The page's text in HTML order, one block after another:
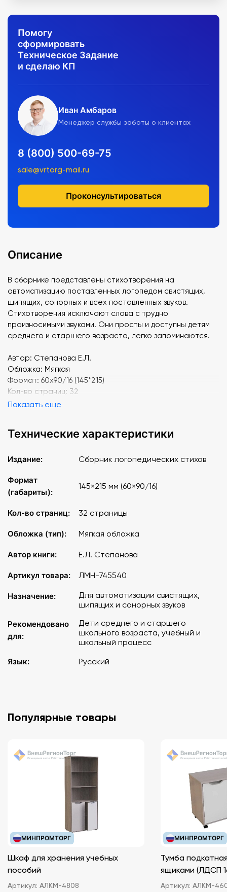
Помогу
сформировать
Техническое Задание
и сделаю КП
Иван Амбаров
Менеджер службы заботы о клиентах
8 (800) 500-69-75
sale@vrtorg-mail.ru
Проконсультироваться
Описание
В сборнике представлены стихотворения на
автоматизацию поставленных логопедом свистящих,
шипящих, сонорных и всех поставленных звуков.
Стихотворения исключают слова с трудно
произносимыми звуками. Они просты и доступны детям
среднего и старшего возраста, легко запоминаются.
Автор: Степанова Е.Л.
Обложка: Мягкая
Формат: 60х90/16 (145*215)
Кол-во страниц: 32
Показать еще
Технические характеристики
Издание: Сборник логопедических стихов
Формат
(габариты):
145×215 мм (60×90/16)
Кол-во страниц: 32 страницы
Обложка (тип): Мягкая обложка
Автор книги: Е.Л. Степанова
Артикул товара: ЛМН-745540
Назначение:
Для автоматизации свистящих,
шипящих и сонорных звуков
Рекомендовано
для:
Дети среднего и старшего
школьного возраста, учебный и
школьный процесс
Язык:
Русский
Популярные товары
МИНПРОМТОРГ
Шкаф для хранения учебных
пособий
Артикул: АЛКМ-4808
МИНПРОМТОРГ
Тумба
ящиками
Артикул: АЛКМ-